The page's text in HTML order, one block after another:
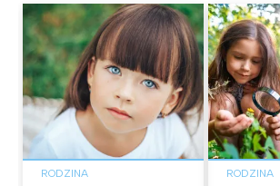
RODZINA RODZINA